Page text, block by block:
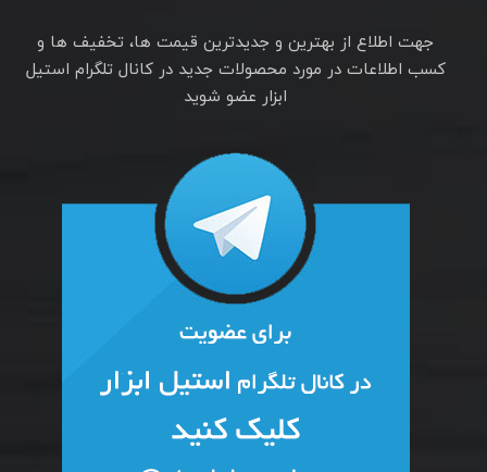
جهت اطلاع از بهترین و جدیدترین قیمت ها، تخفیف ها و
کسب اطلاعات در مورد محصولات جدید در کانال تلگرام استیل
ابزار عضو شوید